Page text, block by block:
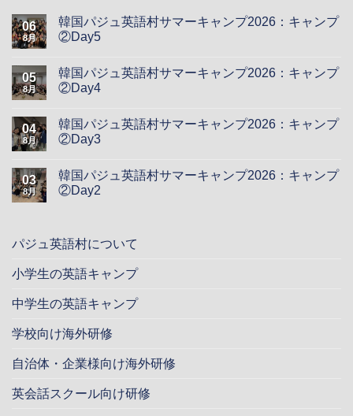
06
8月
韓国パジュ英語村サマーキャンプ2026：キャンプ
②Day5
05
8月
韓国パジュ英語村サマーキャンプ2026：キャンプ
②Day4
04
8月
韓国パジュ英語村サマーキャンプ2026：キャンプ
②Day3
03
8月
韓国パジュ英語村サマーキャンプ2026：キャンプ
②Day2
パジュ英語村について
小学生の英語キャンプ
中学生の英語キャンプ
学校向け海外研修
自治体・企業様向け海外研修
英会話スクール向け研修